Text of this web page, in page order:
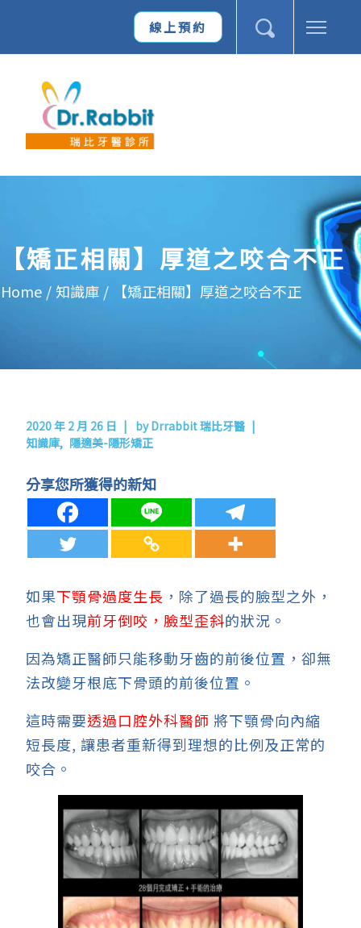
線上預約
【矯正相關】厚道之咬合不正
Home / 知識庫 / 【矯正相關】厚道之咬合不正
2020 年 2 月 26 日 byDrrabbit 瑞比牙醫
知識庫
隱適美-隱形矯正
分享您所獲得的新知
如果下顎骨過度生長 ，除了過長的臉型之外，
也會出現前牙倒咬，臉型歪斜的狀況。
因為矯正醫師只能移動牙齒的前後位置，卻無
法改變牙根底下骨頭的前後位置。
這時需要透過口腔外科醫師 將下顎骨向內縮
短長度, 讓患者重新得到理想的比例及正常的
咬合。